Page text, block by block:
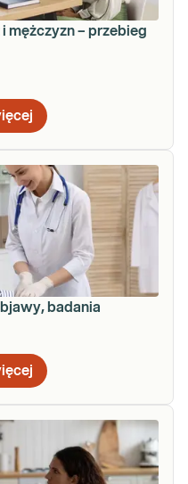
mężczyzn – przebieg
badania